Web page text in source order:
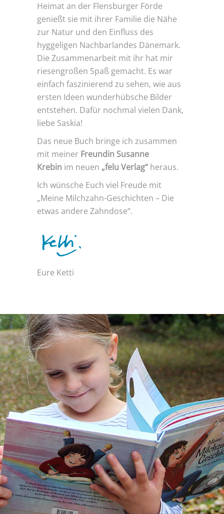
Heimat an der Flensburger Förde
genießt sie mit ihrer Familie die Nähe
zur Natur und den Einfluss des
hyggeligen Nachbarlandes Dänemark.
Die Zusammenarbeit mit ihr hat mir
riesengroßen Spaß gemacht. Es war
einfach faszinierend zu sehen, wie aus
ersten Ideen wunderhübsche Bilder
entstehen. Dafür nochmal vielen Dank,
liebe Saskia!
Das neue Buch bringe ich zusammen
mit meiner Freundin Susanne
Krebin im neuen „felu Verlag“ heraus.
Ich wünsche Euch viel Freude mit
„Meine Milchzahn-Geschichten – Die
etwas andere Zahndose“.
Eure Ketti